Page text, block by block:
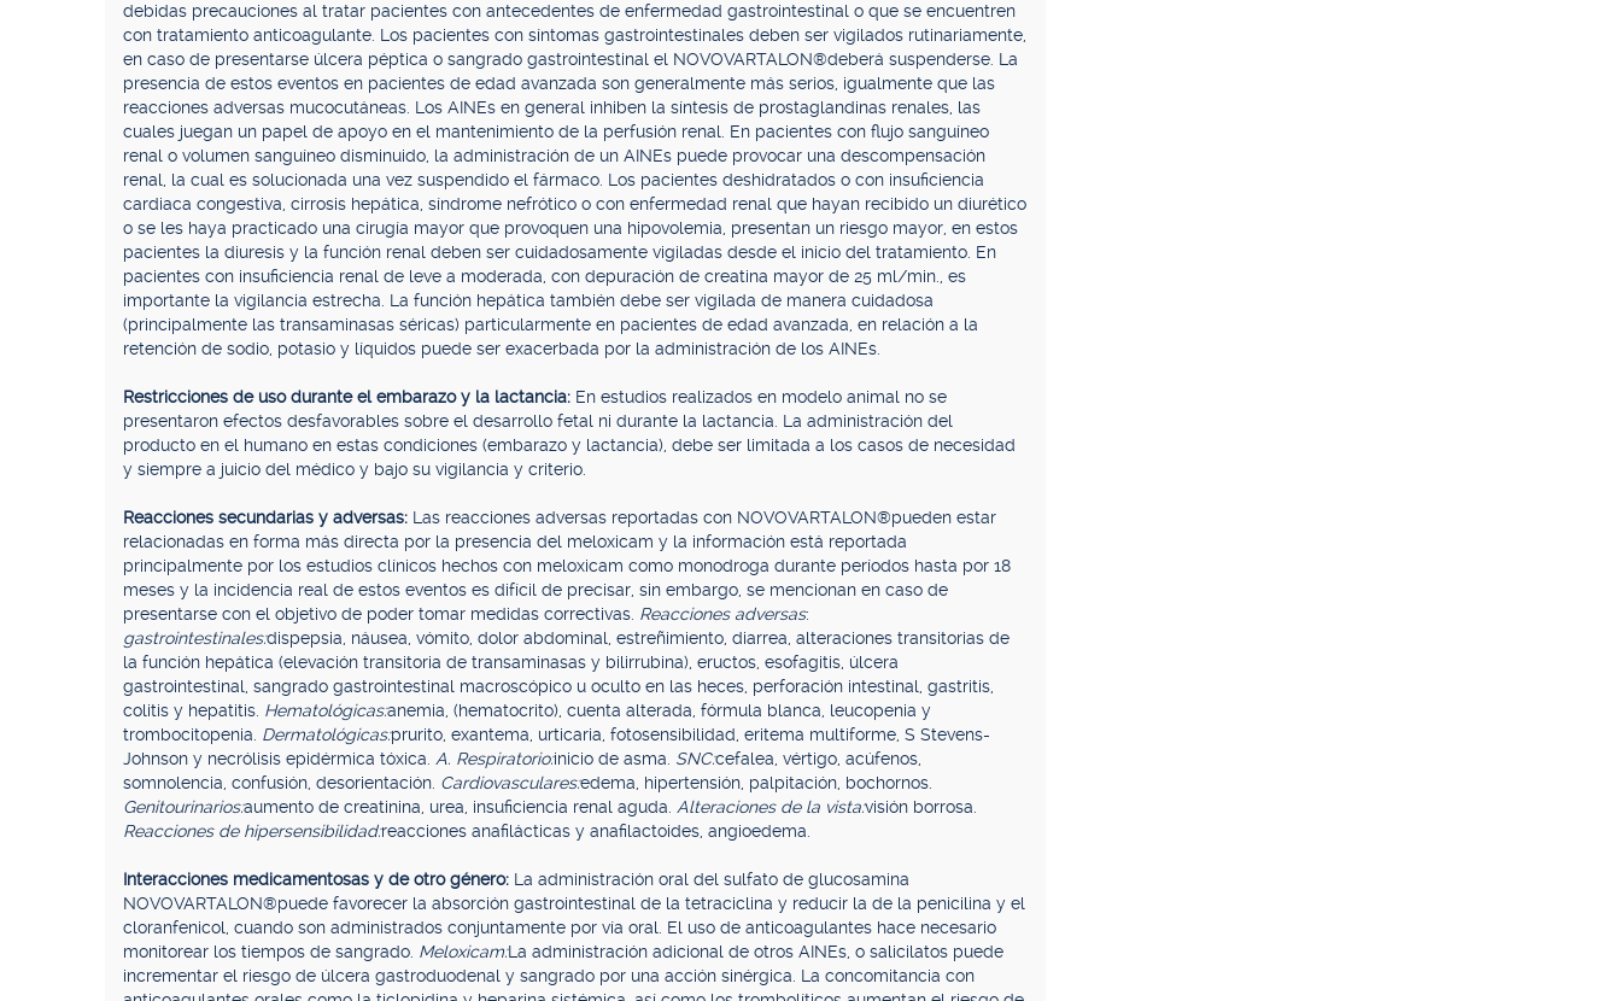
debidas precauciones al tratar pacientes con antecedentes de enfermedad gastrointestinal o que se encuentren
con tratamiento anticoagulante. Los pacientes con síntomas gastrointestinales deben ser vigilados rutinariamente,
en caso de presentarse úlcera péptica o sangrado gastrointestinal el NOVOVARTALON®deberá suspenderse. La
presencia de estos eventos en pacientes de edad avanzada son generalmente más serios, igualmente que las
reacciones adversas mucocutáneas. Los AINEs en general inhiben la síntesis de prostaglandinas renales, las
cuales juegan un papel de apoyo en el mantenimiento de la perfusión renal. En pacientes con flujo sanguíneo
renal o volumen sanguíneo disminuido, la administración de un AINEs puede provocar una descompensación
renal, la cual es solucionada una vez suspendido el fármaco. Los pacientes deshidratados o con insuficiencia
cardiaca congestiva, cirrosis hepática, síndrome nefrótico o con enfermedad renal que hayan recibido un diurético
o se les haya practicado una cirugía mayor que provoquen una hipovolemia, presentan un riesgo mayor, en estos
pacientes la diuresis y la función renal deben ser cuidadosamente vigiladas desde el inicio del tratamiento. En
pacientes con insuficiencia renal de leve a moderada, con depuración de creatina mayor de 25 ml/min., es
importante la vigilancia estrecha. La función hepática también debe ser vigilada de manera cuidadosa
(principalmente las transaminasas séricas) particularmente en pacientes de edad avanzada, en relación a la
retención de sodio, potasio y líquidos puede ser exacerbada por la administración de los AINEs.
Restricciones de uso durante el embarazo y la lactancia: En estudios realizados en modelo animal no se
presentaron efectos desfavorables sobre el desarrollo fetal ni durante la lactancia. La administración del
producto en el humano en estas condiciones (embarazo y lactancia), debe ser limitada a los casos de necesidad
y siempre a juicio del médico y bajo su vigilancia y criterio.
Reacciones secundarias y adversas: Las reacciones adversas reportadas con NOVOVARTALON®pueden estar
relacionadas en forma más directa por la presencia del meloxicam y la información está reportada
principalmente por los estudios clínicos hechos con meloxicam como monodroga durante períodos hasta por 18
meses y la incidencia real de estos eventos es difícil de precisar, sin embargo, se mencionan en caso de
presentarse con el objetivo de poder tomar medidas correctivas. Reacciones adversas:
gastrointestinales:dispepsia, náusea, vómito, dolor abdominal, estreñimiento, diarrea, alteraciones transitorias de
la función hepática (elevación transitoria de transaminasas y bilirrubina), eructos, esofagitis, úlcera
gastrointestinal, sangrado gastrointestinal macroscópico u oculto en las heces, perforación intestinal, gastritis,
colitis y hepatitis. Hematológicas:anemia, (hematocrito), cuenta alterada, fórmula blanca, leucopenia y
trombocitopenia. Dermatológicas:prurito, exantema, urticaria, fotosensibilidad, eritema multiforme, S Stevens-
Johnson y necrólisis epidérmica tóxica. A. Respiratorio:inicio de asma. SNC:cefalea, vértigo, acúfenos,
somnolencia, confusión, desorientación. Cardiovasculares:edema, hipertensión, palpitación, bochornos.
Genitourinarios:aumento de creatinina, urea, insuficiencia renal aguda. Alteraciones de la vista:visión borrosa.
Reacciones de hipersensibilidad:reacciones anafilácticas y anafilactoides, angioedema.
Interacciones medicamentosas y de otro género: La administración oral del sulfato de glucosamina
NOVOVARTALON®puede favorecer la absorción gastrointestinal de la tetraciclina y reducir la de la penicilina y el
cloranfenicol, cuando son administrados conjuntamente por vía oral. El uso de anticoagulantes hace necesario
monitorear los tiempos de sangrado. Meloxicam:La administración adicional de otros AINEs, o salicilatos puede
incrementar el riesgo de úlcera gastroduodenal y sangrado por una acción sinérgica. La concomitancia con